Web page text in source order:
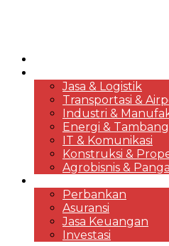
Jasa & Logistik
Transportasi &
Industri &
Energi & Tambang
IT & Komunikasi
Konstruksi &
Agrobisnis &
Perbankan
Asuransi
Jasa Keuangan
Investasi